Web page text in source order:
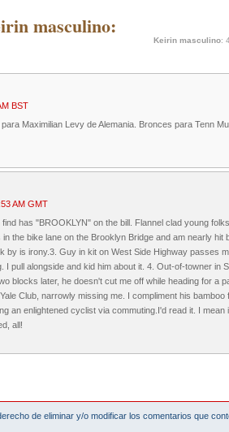
masculino:
Keirin masculino:
BST
Maximilian Levy de Alemania. Bronces para Tenn
AM GMT
has "BROOKLYN" on the bill. Flannel clad young
the bike lane on the Brooklyn Bridge and am nearly hit
by is irony.3. Guy in kit on West Side Highway passes
I pull alongside and kid him about it. 4. Out-of-towner in
blocks later, he doesn't cut me off while heading for a
Club, narrowly missing me. I compliment his
an enlightened cyclist via commuting.I'd read it. I
all!
de eliminar y/o modificar los comentarios que